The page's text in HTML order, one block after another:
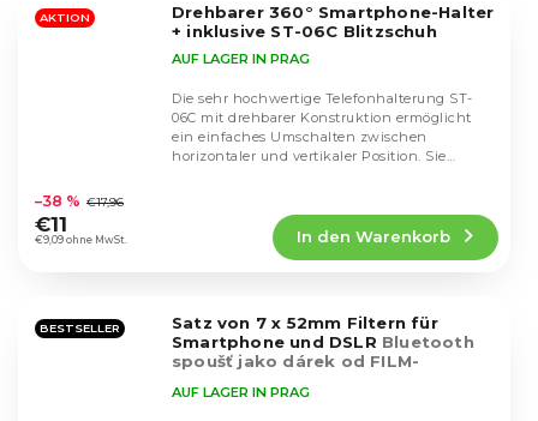
Sternen.
AKTION
Drehbarer 360° Smartphone-Halter
+ inklusive ST-06C Blitzschuh
durchschnittliche
Produktbewertung
ist
Sternen.
AUF LAGER IN PRAG
€9,09 ohne MwSt.
–38 % €17,96
€11
In den Warenkorb
Die sehr hochwertige Telefonhalterung ST-
06C mit drehbarer Konstruktion ermöglicht
ein einfaches Umschalten zwischen
horizontaler und vertikaler Position. Sie
BESTSELLER
Satz von 7 x 52mm Filtern für
Smartphone und DSLR Bluetooth
spoušť jako dárek od FILM-
AUF LAGER IN PRAG